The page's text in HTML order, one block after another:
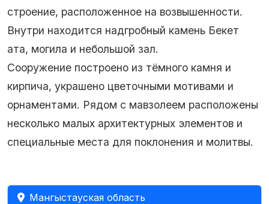
строение, расположенное на возвышенности.
Внутри находится надгробный камень Бекет
ата, могила и небольшой зал.
Сооружение построено из тёмного камня и
кирпича, украшено цветочными мотивами и
орнаментами. Рядом с мавзолеем расположены
несколько малых архитектурных элементов и
специальные места для поклонения и молитвы.
Мангыстауская область